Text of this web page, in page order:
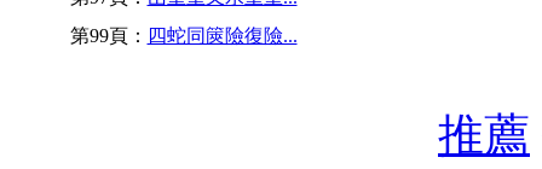
第99頁： 四蛇同篋險復險...
推薦